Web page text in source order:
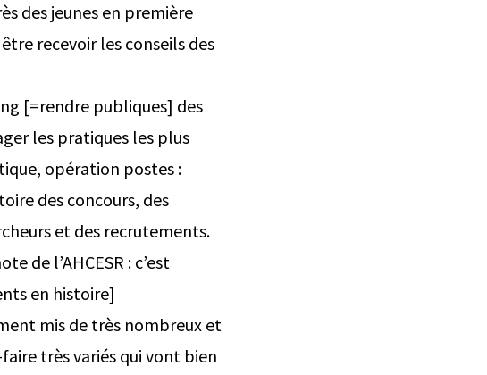
des jeunes en première
recevoir les conseils des
[=rendre publiques] des
les pratiques les plus
opération postes :
des concours, des
et des recrutements.
de l’AHCESR : c’est
en histoire]
mis de très nombreux et
très variés qui vont bien